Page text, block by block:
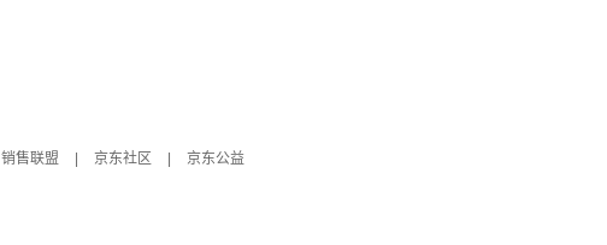
销售联盟 京东社区
京东公益